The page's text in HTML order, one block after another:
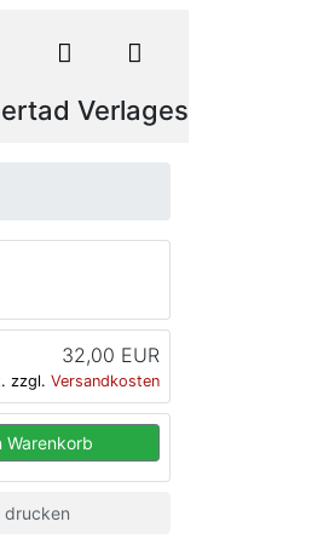
Verlages
32,00 EUR
zzgl. Versandkosten
Warenkorb